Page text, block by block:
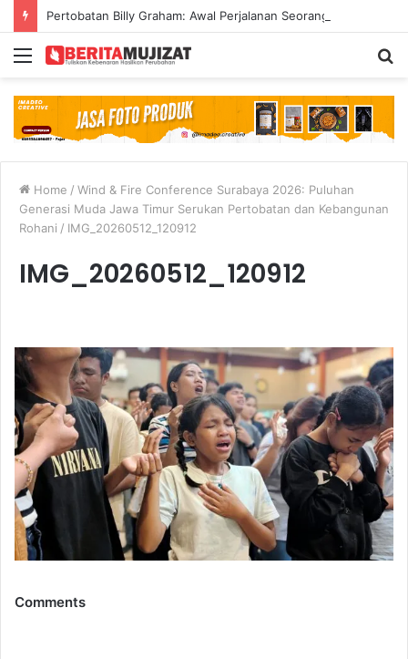
Menu
Home / Wind & Fire Conference Surabaya 2026: Puluhan
Generasi Muda Jawa Timur Serukan Pertobatan dan Kebangunan
Rohani / IMG_20260512_120912
IMG_20260512_120912
Comments